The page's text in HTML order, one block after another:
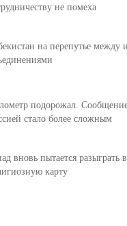
не помеха
на перепутье между
подорожал.
стало более сложным
вновь пытается разыграть
карту